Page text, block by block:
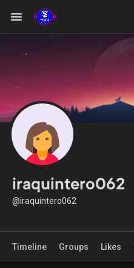
iraquintero062
@iraquintero062
Timeline Groups Likes